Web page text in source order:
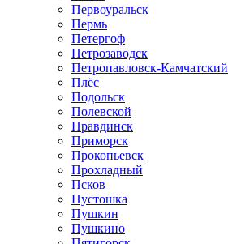
Первоуральск
Пермь
Петергоф
Петрозаводск
Петропавловск-Камчатский
Плёс
Подольск
Полевской
Правдинск
Приморск
Прокопьевск
Прохладный
Псков
Пустошка
Пушкин
Пушкино